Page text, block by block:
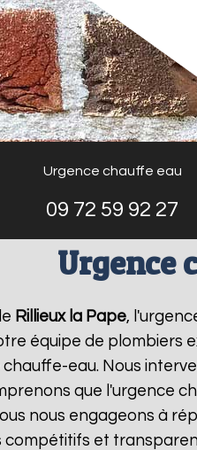
Urgence chauffe eau
09 72 59 92 27
Urgence
Rillieux la Pape,
équipe de plombiers
eau. Nous
que l'urgence
nous engageons à
compétitifs et